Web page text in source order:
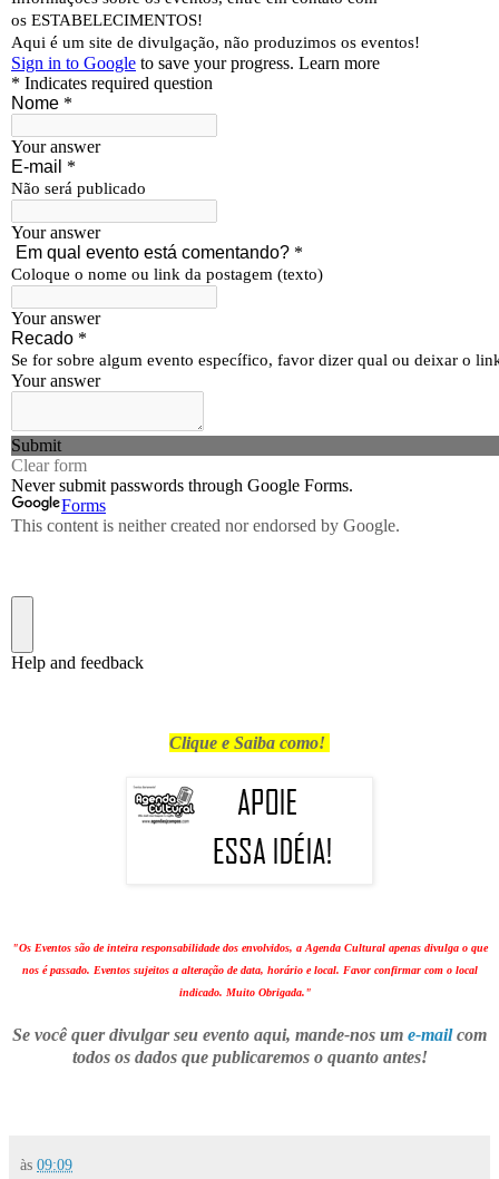
Clique e Saiba como!
"Os Eventos são de inteira responsabilidade dos envolvidos, a Agenda Cultural apenas divulga o que
nos é passado. Eventos sujeitos a alteração de data, horário e local. Favor confirmar com o local
indicado. Muito Obrigada."
Se você quer divulgar seu evento aqui, mande-nos um e-mailcom
todos os dados que publicaremos o quanto antes!
às 09:09